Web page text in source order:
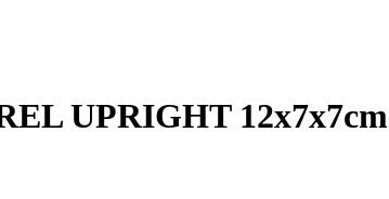
UPRIGHT 12x7x7cm